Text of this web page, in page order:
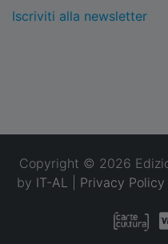
Iscriviti alla newsletter
Copyright © 2026
by IT-AL Privacy Policy